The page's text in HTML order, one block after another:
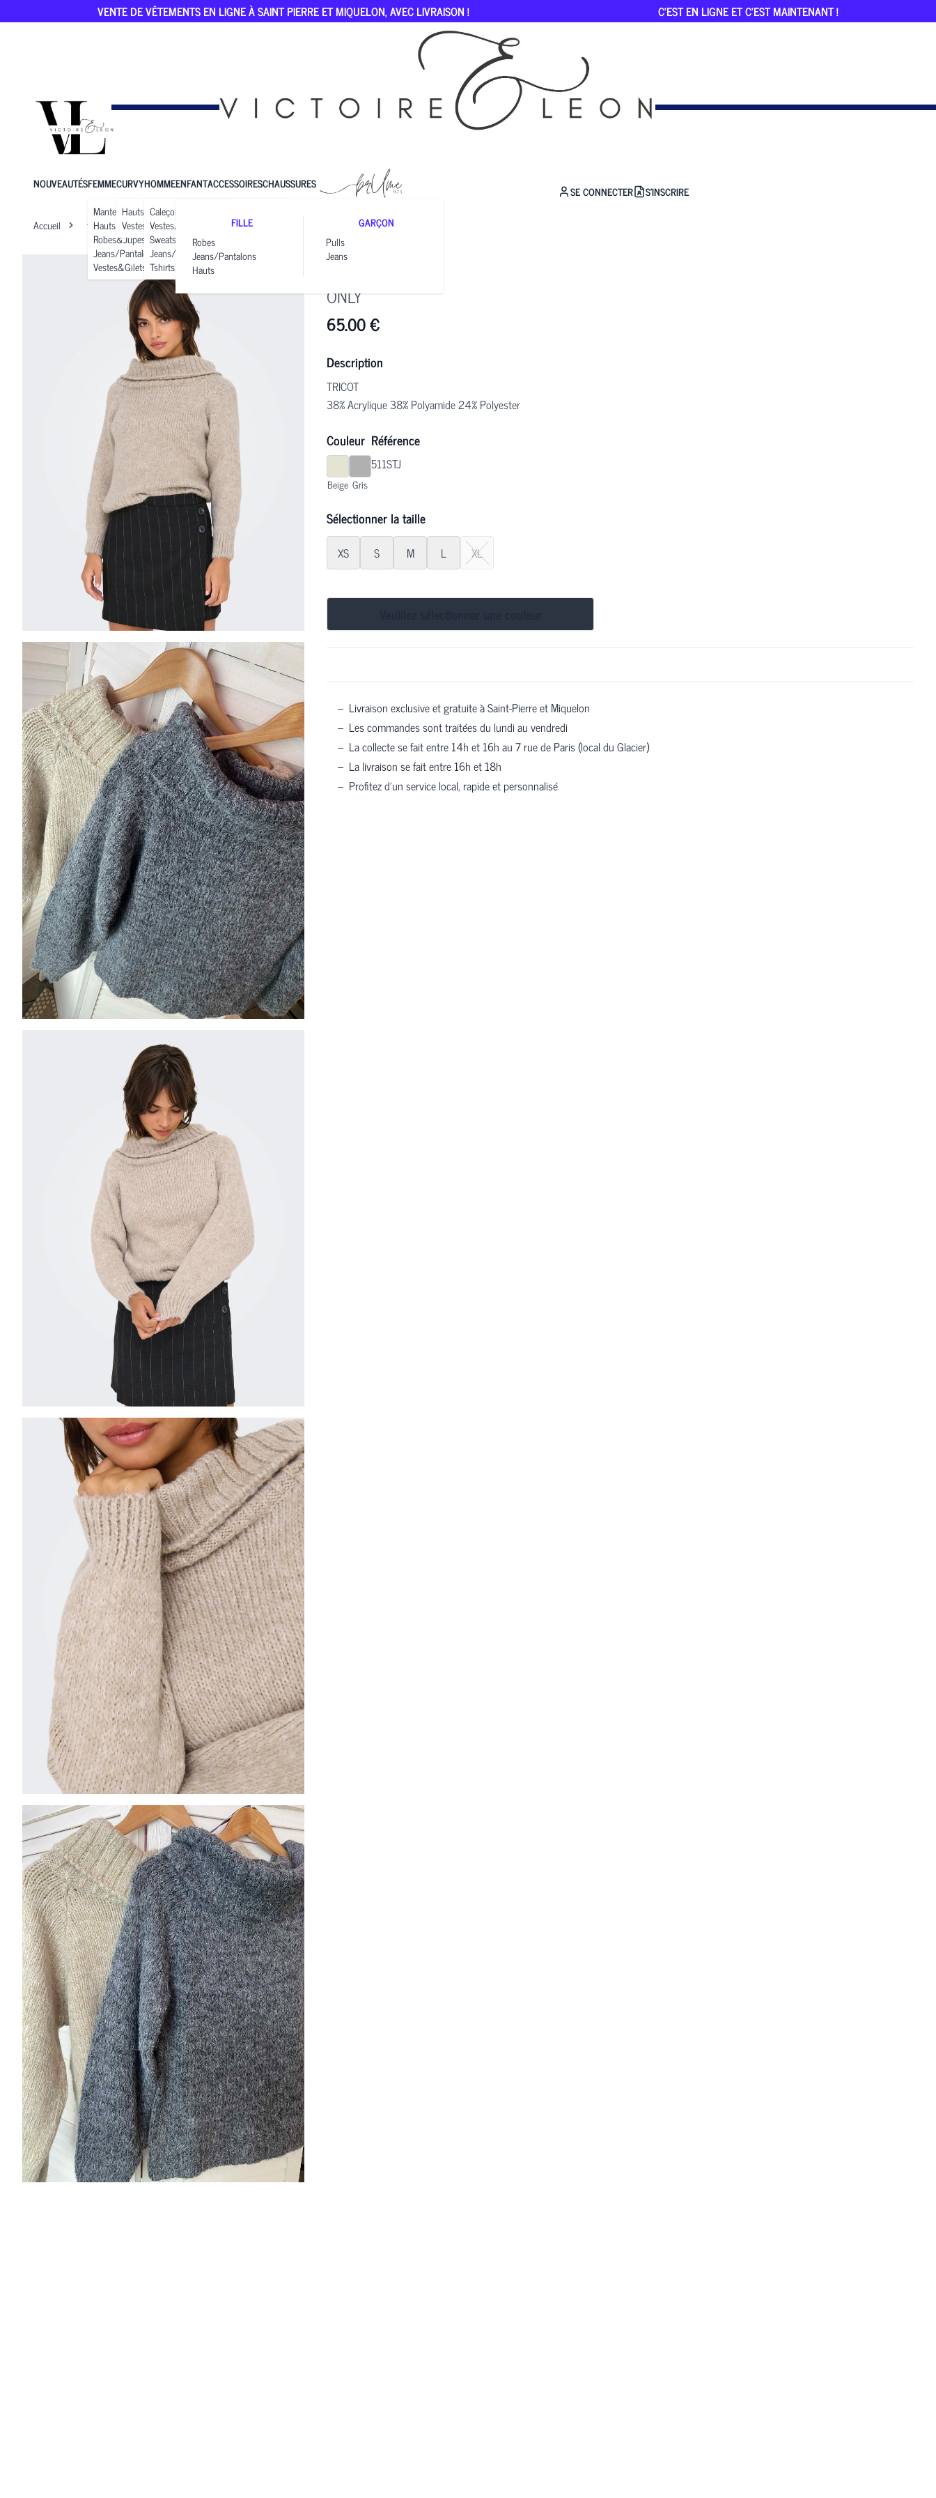
VENTE DE VÊTEMENTS EN LIGNE À SAINT PIERRE ET MIQUELON, AVEC LIVRAISON ! C'EST EN LIGNE ET C'EST MAINTENANT !
NOUVEAUTÉSFEMME
Manteaux
Hauts
Robes&Jupes
Jeans/Pantalons
Vestes&Gilets
CURVY
Hauts
Vestes&Gilets
HOMME
Caleçons
Vestes/manteaux
Sweats
Jeans/Pantalons
Tshirts/Polos
ENFANT
FILLE
Robes
Jeans/Pantalons
Hauts
GARÇON
Pulls
Jeans
ACCESSOIRESCHAUSSURES
SE CONNECTER S'INSCRIRE
Accueil femme MARIE
MARIE
ONLY
65.00€
Description
TRICOT
38% Acrylique 38% Polyamide 24% Polyester
Couleur
Beige Gris
Référence
511STJ
Sélectionner la taille
XS S M L XL
– Livraison exclusive et gratuite à Saint-Pierre et Miquelon
– Les commandes sont traitées du lundi au vendredi
– La collecte se fait entre 14h et 16h au 7 rue de Paris (local du Glacier)
– La livraison se fait entre 16h et 18h
– Profitez d’un service local, rapide et personnalisé